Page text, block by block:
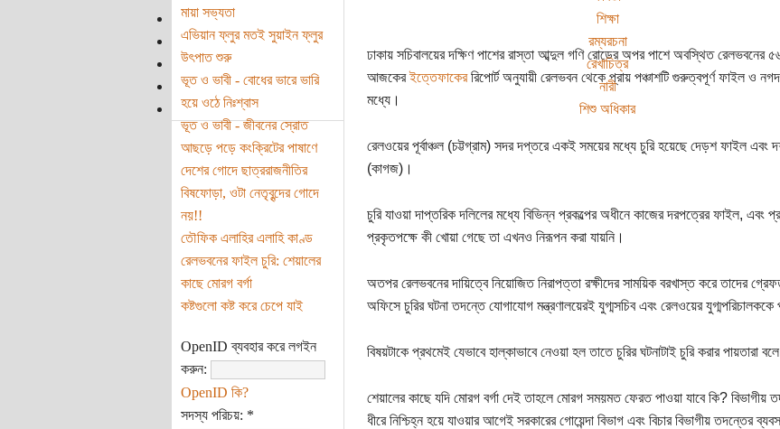
শিক্ষা
রম্যরচনা
রেখাচিত্র
নারী
শিশু অধিকার
মায়া সভ্যতা
এভিয়ান ফ্লুর মতই সুয়াইন ফ্লুর
উৎপাত শুরু
ভূত ও ভাবী - বোধের ভারে ভারি
হয়ে ওঠে নিঃশ্বাস
ভূত ও ভাবী - জীবনের স্রোত
আছড়ে পড়ে কংক্রিটের পাষাণে
দেশের গোদে ছাত্ররাজনীতির
বিষফোড়া, ওটা নেতৃবৃন্দের গোদে
নয়!!
তৌফিক এলাহির এলাহি কাণ্ড
রেলভবনের ফাইল চুরি: শেয়ালের
কাছে মোরগ বর্গা
কষ্টগুলো কষ্ট করে চেপে যাই
OpenID ব্যবহার করে লগইন
করুন:
OpenID কি?
সদস্য পরিচয়: *
ঢাকায় সচিবালয়ের দক্ষিণ পাশের রাস্তা আব্দুল গণি রোডের অপর পাশে অবস্থিত রেলভবনের
আজকেরইত্তেফাকেররিপোর্ট অনুযায়ী রেলভবন থেকে প্রায় পঞ্চাশটি গুরুত্বপূর্ণ ফাইল ও নগদ
মধ্যে।
রেলওয়ের পূর্বাঞ্চল (চট্টগ্রাম) সদর দপ্তরে একই সময়ের মধ্যে চুরি হয়েছে দেড়শ ফাইল এবং
(কাগজ)।
চুরি যাওয়া দাপ্তরিক দলিলের মধ্যে বিভিন্ন প্রকল্পের অধীনে কাজের দরপত্রের ফাইল, এবং
প্রকৃতপক্ষে কী খোয়া গেছে তা এখনও নিরূপন করা যায়নি।
অতপর রেলভবনের দায়িত্বে নিয়োজিত নিরাপত্তা রক্ষীদের সাময়িক বরখাস্ত করে তাদের
অফিসে চুরির ঘটনা তদন্তে যোগাযোগ মন্ত্রণালয়েরই যুগ্মসচিব এবং রেলওয়ের
বিষয়টাকে প্রথমেই যেভাবে হাল্কাভাবে নেওয়া হল তাতে চুরির ঘটনাটাই চুরি করার পায়তারা
শেয়ালের কাছে যদি মোরগ বর্গা দেই তাহলে মোরগ সময়মত ফেরত পাওয়া যাবে কি?
ধীরে নিশ্চিহ্ন হয়ে যাওয়ার আগেই সরকারের গোয়েন্দা বিভাগ এবং বিচার বিভাগীয় তদন্তের